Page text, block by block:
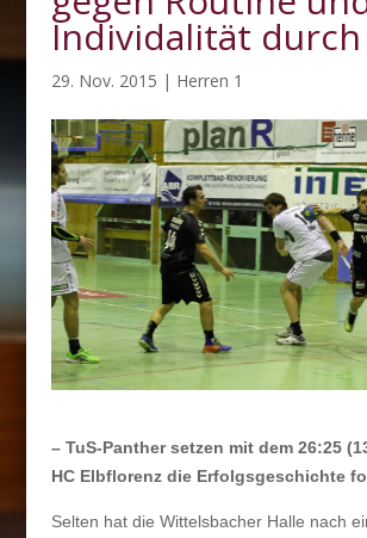
Individalität durch
29. Nov. 2015 | Herren 1
– TuS-Panther setzen mit dem 26:25
HC Elbflorenz die Erfolgsgeschichte
Selten hat die Wittelsbacher Halle nach